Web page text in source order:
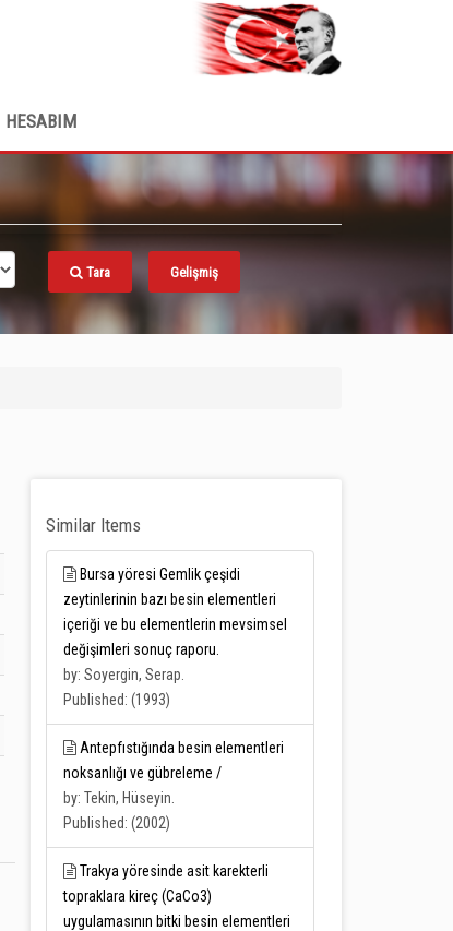
HESABIM
Tara Gelişmiş
Similar Items
Bursa yöresi Gemlik çeşidi
zeytinlerinin bazı besin elementleri
içeriği ve bu elementlerin mevsimsel
değişimleri sonuç raporu.
by: Soyergin, Serap.
Published: (1993)
Antepfıstığında besin elementleri
noksanlığı ve gübreleme /
by: Tekin, Hüseyin.
Published: (2002)
Trakya yöresinde asit karekterli
topraklara kireç (CaCo3)
uygulamasının bitki besin elementleri